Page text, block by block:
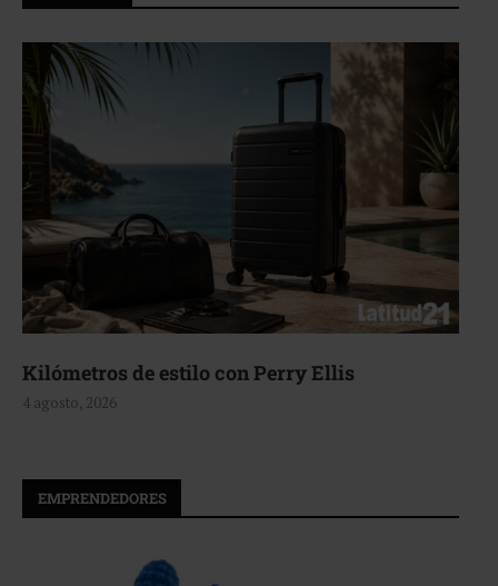
de estilo con Perry Ellis
EMPRENDEDORES